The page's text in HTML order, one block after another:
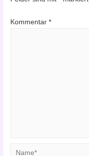
Kommentar*
Name*